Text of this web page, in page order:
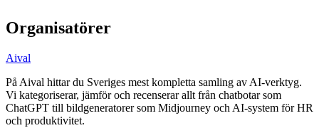
Organisatörer
Aival
På Aival hittar du Sveriges mest kompletta samling av AI-verktyg.
Vi kategoriserar, jämför och recenserar allt från chatbotar som
ChatGPT till bildgeneratorer som Midjourney och AI-system för HR
och produktivitet.